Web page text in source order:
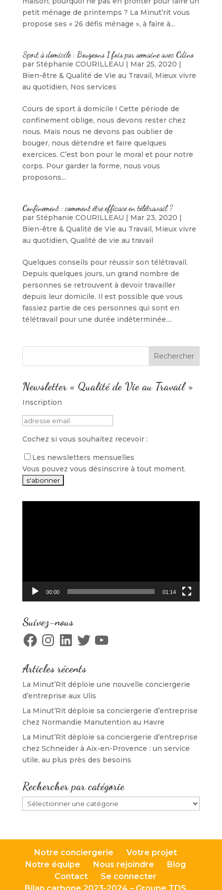
petit ménage de printemps ? La Minut’rit vous
propose ses « 26 défis ménage », à faire à...
Sport à domicile : Bougeons 1 fois par semaine avec Cdino
par Stéphanie COURILLEAU | Mar 25, 2020 |
Bien-être & Qualité de Vie au Travail, Mieux vivre
au quotidien, Nos services
Cours de sport à domicile ! Cette période de
confinement oblige, nous devons rester chez
nous. Mais nous ne devons pas oublier de
bouger, nous détendre et faire quelques
exercices. C’est bon pour le moral et pour notre
corps. Pour garder la forme, nous vous
proposons...
Confinement : comment être efficace en télétravail ?
par Stéphanie COURILLEAU | Mar 23, 2020 |
Bien-être & Qualité de Vie au Travail, Mieux vivre
au quotidien, Qualité de vie au travail
Quelques conseils pour réussir son télétravail.
Depuis quelques jours, un grand nombre de
personnes se retrouvent à devoir travailler
depuis leur domicile. Il est possible que vous
fassiez partie de ces personnes qui sont en
télétravail pour une durée indéterminée....
Newsletter « Qualité de Vie au Travail »
Inscription
Cochez si vous souhaitez recevoir :
Les newsletters mensuelles
Vous pouvez vous désinscrire à tout moment.
00:00 01:14
Suivez-nous
FacebookInstagramLinkedInTwitterYouTube
Articles récents
La Minut’Rit déploie une nouvelle conciergerie
d’entreprise aux Ulis
La Minut’Rit déploie sa conciergerie d’entreprise
chez Normandie Manutention au Havre
La Minut’Rit déploie sa conciergerie d’entreprise
chez Schneider à Aix-en-Provence : un service
utile, au plus près des besoins
Rechercher par catégorie
Rechercher
par
Notre conciergerie
Votre projet
Notre équipe
Nous rejoindre
Blog
Contact
Se connecter